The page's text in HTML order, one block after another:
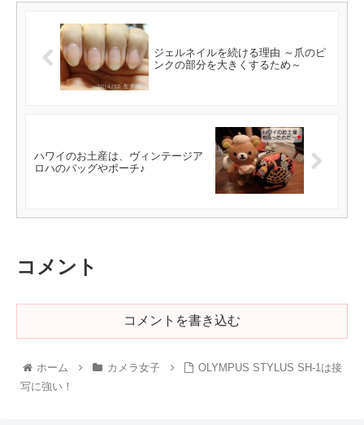
ジェルネイルを続ける理由 ～爪のピ
ンクの部分を大きくするため～
ハワイのお土産は、ヴィンテージア
ロハのバッグやポーチ♪
コメント
コメントを書き込む
ホーム カメラ女子
OLYMPUS STYLUS SH-1は接
写に強い！